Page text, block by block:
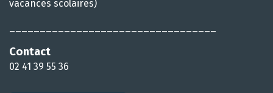
vacances scolaires)
Contact
02 41 39 55 36